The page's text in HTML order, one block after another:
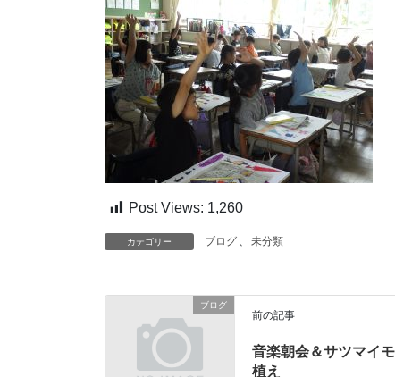
Post Views: 1,260
カテゴリー ブログ 、 未分類
ブログ
前の記事
音楽朝会＆サツマイモ
植え